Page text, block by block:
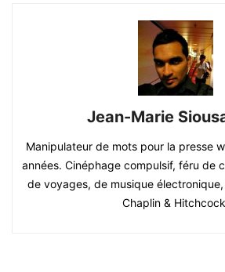
Jean-Marie
Manipulateur de mots pour la presse
années. Cinéphage compulsif, féru de
de voyages, de musique
Chaplin &